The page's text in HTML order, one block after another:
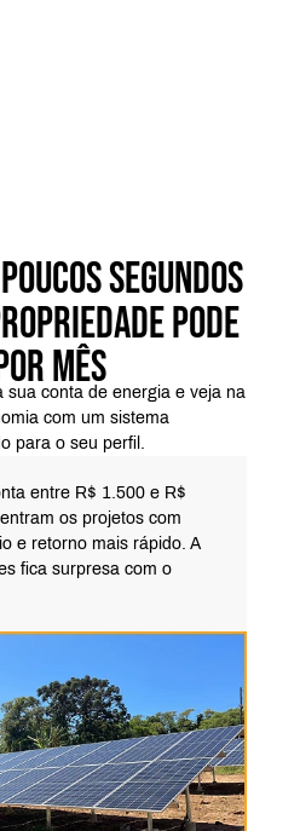
SEGUNDOS
PODE
MÊS
sua conta de energia e veja na
com um sistema
para o seu perfil.
entre R$ 1.500 e R$
os projetos com
e retorno mais rápido. A
fica surpresa com o